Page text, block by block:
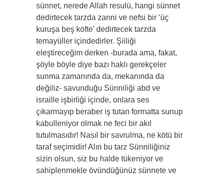
sünnet, nerede Allah resulü, hangi sünnet
dedirtecek tarzda zanni ve nefsi bir ‘üç
kuruşa beş köfte’ dedirtecek tarzda
temayüller içindedirler. Şiiliği
eleştireceğim derken -burada ama, fakat,
şöyle böyle diye bazı haklı gerekçeler
sunma zamanında da, mekanında da
değiliz- savunduğu Sünniliği abd ve
israille işbirliği içinde, onlara ses
çıkarmayıp beraber iş tutan formatta sunup
kabulleniyor olmak ne feci bir akıl
tutulmasıdır! Nasıl bir savrulma, ne kötü bir
taraf seçimidir! Alın bu tarz Sünniliğiniz
sizin olsun, siz bu halde tükeniyor ve
sahiplenmekle övündüğünüz sünnete ve